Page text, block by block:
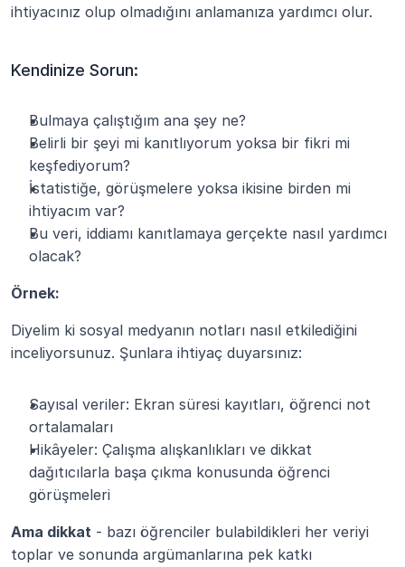
ihtiyacınız olup olmadığını anlamanıza yardımcı olur.
Kendinize Sorun:
Bulmaya çalıştığım ana şey ne?
Belirli bir şeyi mi kanıtlıyorum yoksa bir fikri mi
keşfediyorum?
İstatistiğe, görüşmelere yoksa ikisine birden mi
ihtiyacım var?
Bu veri, iddiamı kanıtlamaya gerçekte nasıl yardımcı
olacak?
Örnek:
Diyelim ki sosyal medyanın notları nasıl etkilediğini
inceliyorsunuz. Şunlara ihtiyaç duyarsınız:
Sayısal veriler: Ekran süresi kayıtları, öğrenci not
ortalamaları
Hikâyeler: Çalışma alışkanlıkları ve dikkat
dağıtıcılarla başa çıkma konusunda öğrenci
görüşmeleri
Ama dikkat - bazı öğrenciler bulabildikleri her veriyi
toplar ve sonunda argümanlarına pek katkı